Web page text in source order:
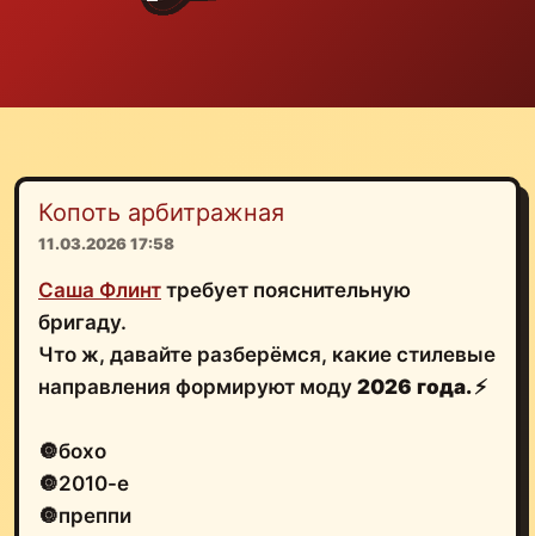
Копоть арбитражная
11.03.2026 17:58
Саша Флинт требует пояснительную
бригаду.
Что ж, давайте разберёмся, какие стилевые
направления формируют моду 2026 года. ⚡️
🔘бохо
🔘2010-е
🔘преппи